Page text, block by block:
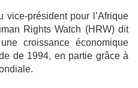
vice-président pour l’Afrique
Rights Watch (HRW) dit
croissance économique
de 1994, en partie grâce à